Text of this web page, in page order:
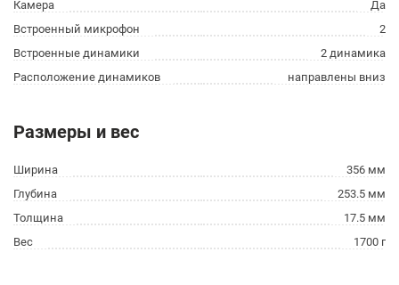
Камера
Да
Встроенный микрофон
2
Встроенные динамики
2 динамика
Расположение динамиков
направлены вниз
Размеры и вес
Ширина
356 мм
Глубина
253.5 мм
Толщина
17.5 мм
Вес
1700 г